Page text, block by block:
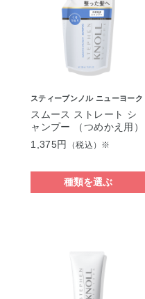
スティーブンノル ニューヨーク
スムース ストレート シ
ャンプー （つめかえ用）
1,375円
（税込）※
種類を選ぶ